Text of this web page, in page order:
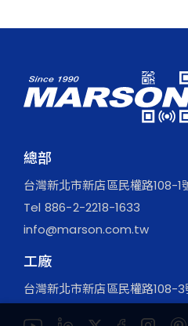
總部
台灣新北市新店區民權路108-1
Tel 886-2-2218-1633
info@marson.com.tw
工廠
台灣新北市新店區民權路108-3